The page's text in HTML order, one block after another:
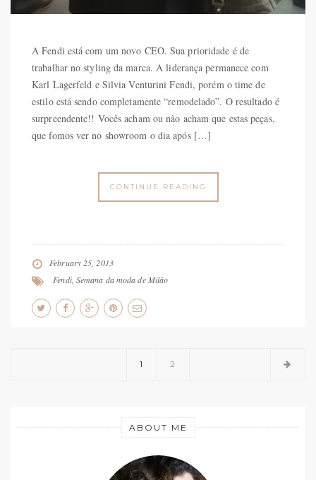
A Fendi está com um novo CEO. Sua prioridade é de
trabalhar no styling da marca. A liderança permanece com
Karl Lagerfeld e Silvia Venturini Fendi, porém o time de
estilo está sendo completamente “remodelado”. O resultado é
surpreendente!! Vocês acham ou não acham que estas peças,
que fomos ver no showroom o dia após […]
CONTINUE READING
February 25, 2013
Fendi, Semana da moda de Milão
1 2
ABOUT ME